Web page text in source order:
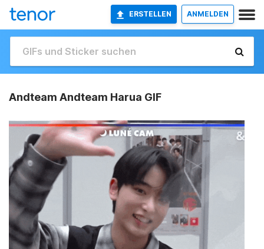
ERSTELLEN ANMELDEN
Andteam Andteam Harua GIF